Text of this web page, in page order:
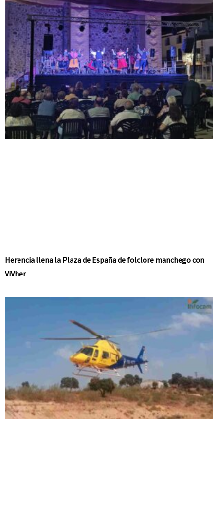
Herencia llena la Plaza de España de folclore manchego con
ViVher